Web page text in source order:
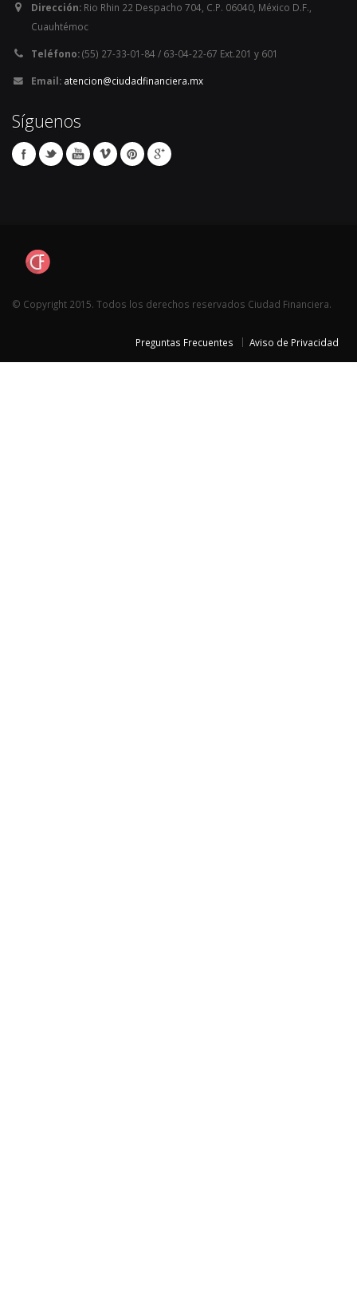
Dirección: Rio Rhin 22 Despacho 704, C.P. 06040, México D.F.,
Cuauhtémoc
Teléfono:(55) 27-33-01-84 / 63-04-22-67 Ext.201 y 601
Email: atencion@ciudadfinanciera.mx
Síguenos
© Copyright 2015. Todos los derechos reservados Ciudad Financiera.
Preguntas Frecuentes Aviso de Privacidad